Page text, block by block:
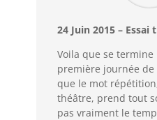
24 Juin 2015 – Essai
Voila que se
première journée de
que le mot
théâtre, prend tout
pas vraiment le